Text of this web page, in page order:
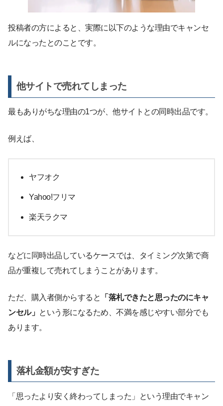
投稿者の方によると、実際に以下のような理由でキャンセ
ルになったとのことです。
他サイトで売れてしまった
最もありがちな理由の1つが、他サイトとの同時出品です。
例えば、
ヤフオク
Yahoo!フリマ
楽天ラクマ
などに同時出品しているケースでは、タイミング次第で商
品が重複して売れてしまうことがあります。
ただ、購入者側からすると
「落札できたと思ったのにキャ
ンセル」 という形になるため、不満を感じやすい部分でも
あります。
落札金額が安すぎた
「思ったより安く終わってしまった」という理由でキャン